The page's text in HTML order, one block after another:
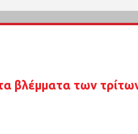
βλέμματα των